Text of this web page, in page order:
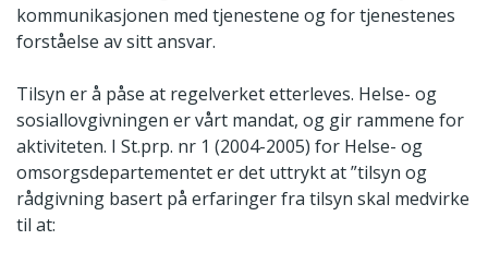
kommunikasjonen med tjenestene og for tjenestenes
forståelse av sitt ansvar.
Tilsyn er å påse at regelverket etterleves. Helse- og
sosiallovgivningen er vårt mandat, og gir rammene for
aktiviteten. I St.prp. nr 1 (2004-2005) for Helse- og
omsorgsdepartementet er det uttrykt at ”tilsyn og
rådgivning basert på erfaringer fra tilsyn skal medvirke
til at: